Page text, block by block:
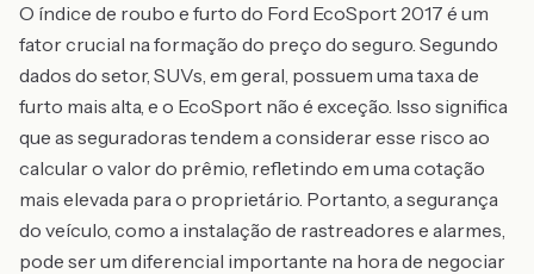
O índice de roubo e furto do Ford EcoSport 2017 é um
fator crucial na formação do preço do seguro. Segundo
dados do setor, SUVs, em geral, possuem uma taxa de
furto mais alta, e o EcoSport não é exceção. Isso significa
que as seguradoras tendem a considerar esse risco ao
calcular o valor do prêmio, refletindo em uma cotação
mais elevada para o proprietário. Portanto, a segurança
do veículo, como a instalação de rastreadores e alarmes,
pode ser um diferencial importante na hora de negociar